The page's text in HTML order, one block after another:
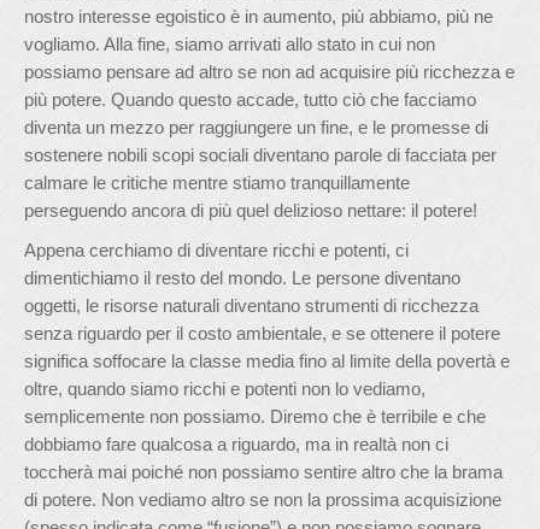
nostro interesse egoistico è in aumento, più abbiamo, più ne
vogliamo. Alla fine, siamo arrivati allo stato in cui non
possiamo pensare ad altro se non ad acquisire più ricchezza e
più potere. Quando questo accade, tutto ciò che facciamo
diventa un mezzo per raggiungere un fine, e le promesse di
sostenere nobili scopi sociali diventano parole di facciata per
calmare le critiche mentre stiamo tranquillamente
perseguendo ancora di più quel delizioso nettare: il potere!
Appena cerchiamo di diventare ricchi e potenti, ci
dimentichiamo il resto del mondo. Le persone diventano
oggetti, le risorse naturali diventano strumenti di ricchezza
senza riguardo per il costo ambientale, e se ottenere il potere
significa soffocare la classe media fino al limite della povertà e
oltre, quando siamo ricchi e potenti non lo vediamo,
semplicemente non possiamo. Diremo che è terribile e che
dobbiamo fare qualcosa a riguardo, ma in realtà non ci
toccherà mai poiché non possiamo sentire altro che la brama
di potere. Non vediamo altro se non la prossima acquisizione